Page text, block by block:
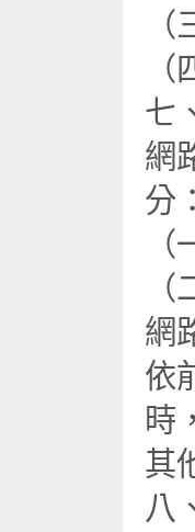
七
網
分
網
依
時
其
八